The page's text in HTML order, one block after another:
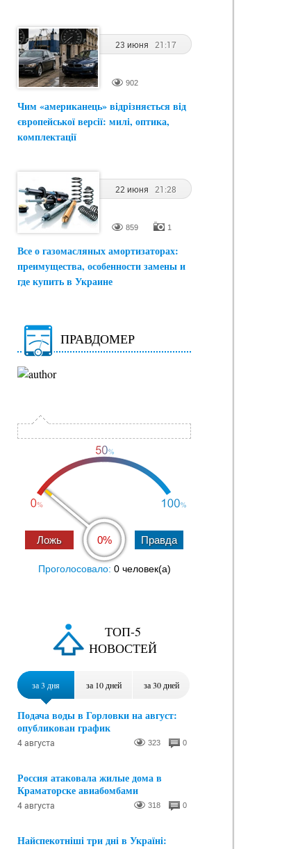
23 июня 21:17
902
Чим «американець» відрізняється від
європейської версії: милі, оптика,
комплектації
22 июня 21:28
859 1
Все о газомасляных амортизаторах:
преимущества, особенности замены и
где купить в Украине
ПРАВДОМЕР
0%
Проголосовало: 0 человек(a)
ТОП-5
НОВОСТЕЙ
за 3 дня за 10 дней за 30 дней
Подача воды в Горловки на август:
опубликован график
4 августа 323 0
Россия атаковала жилые дома в
Краматорске авиабомбами
4 августа 318 0
Найспекотніші три дні в Україні: